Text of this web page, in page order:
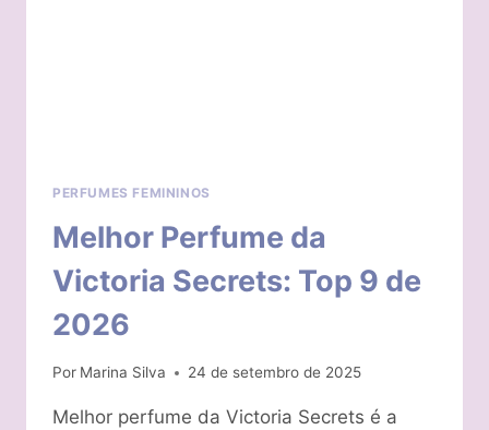
PERFUMES FEMININOS
Melhor Perfume da
Victoria Secrets: Top 9 de
2026
Por Marina Silva 24 de setembro de 2025
Melhor perfume da Victoria Secrets é a